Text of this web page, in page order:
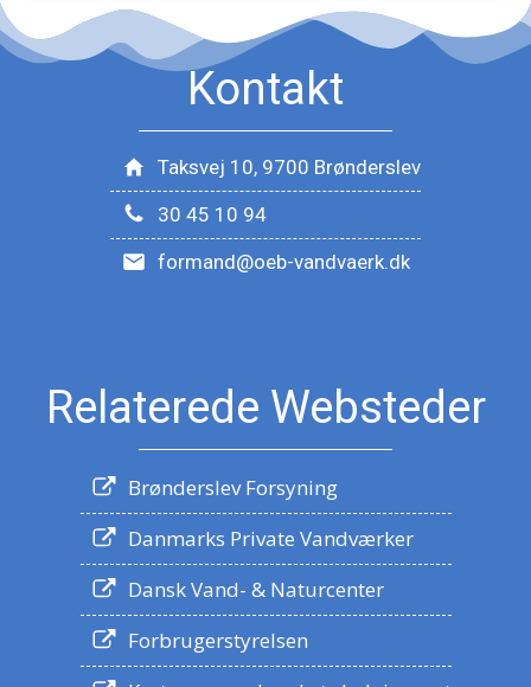
Kontakt
Taksvej 10, 9700 Brønderslev
30 45 10 94
formand@oeb-vandvaerk.dk
Relaterede Websteder
Brønderslev Forsyning
Danmarks Private Vandværker
Dansk Vand- & Naturcenter
Forbrugerstyrelsen